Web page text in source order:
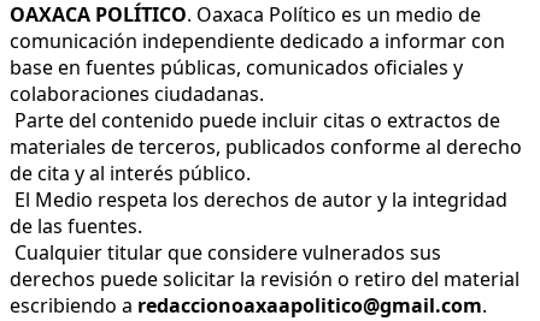
OAXACA POLÍTICO. Oaxaca Político es un medio de
comunicación independiente dedicado a informar con
base en fuentes públicas, comunicados oficiales y
colaboraciones ciudadanas.
Parte del contenido puede incluir citas o extractos de
materiales de terceros, publicados conforme al derecho
de cita y al interés público.
El Medio respeta los derechos de autor y la integridad
de las fuentes.
Cualquier titular que considere vulnerados sus
derechos puede solicitar la revisión o retiro del material
escribiendo a redaccionoaxaapolitico@gmail.com.